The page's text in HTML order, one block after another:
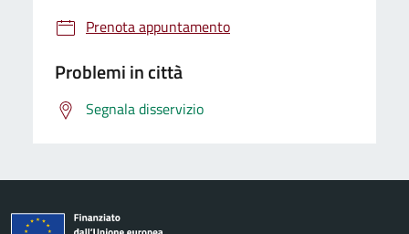
Prenota appuntamento
Problemi in città
Segnala disservizio